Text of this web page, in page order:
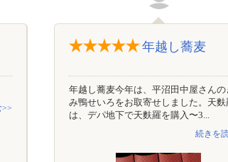
>>
年越し蕎麦
年越し蕎麦今年は、平沼田中屋さんの
み鴨せいろをお取寄せしました。天麩
は、デパ地下で天麩羅を購入〜3...
続きを